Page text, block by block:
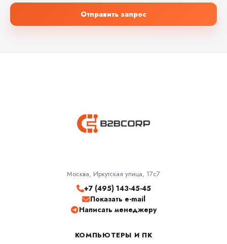
Отправить запрос
Москва, Иркутская улица, 17с7
+7 (495) 143-45-45
Показать e-mail
Написать менеджеру
КОМПЬЮТЕРЫ И ПК